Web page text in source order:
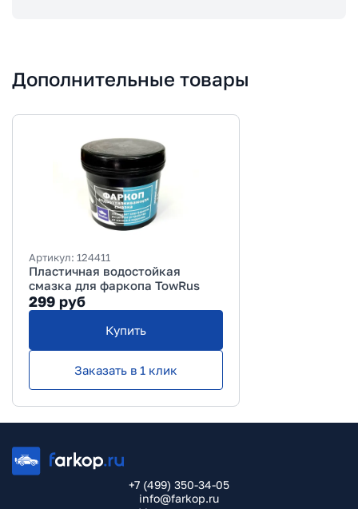
Дополнительные товары
Артикул: 124411
Пластичная водостойкая
смазка для фаркопа TowRus
299 руб
Купить
Заказать в 1 клик
+7 (499) 350-34-05
info@farkop.ru